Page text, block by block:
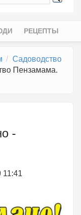
РЕЦЕПТЫ
Садоводство
Пензамама.
-
11:41